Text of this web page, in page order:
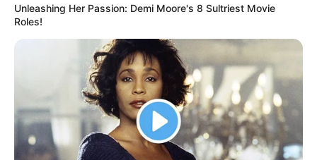
Unleashing Her Passion: Demi Moore's 8 Sultriest Movie
Roles!